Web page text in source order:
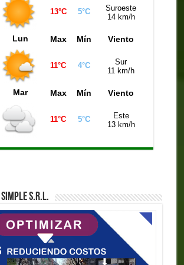
Buenos Aires (21:00 hs)
Mendoza (21:00 hs)
13°C 5°C
Suroeste
14 km/h
Lun Max Mín Viento
11°C 4°C
Sur
11 km/h
Mar Max Mín Viento
11°C 5°C
Este
13 km/h
S.R.L.